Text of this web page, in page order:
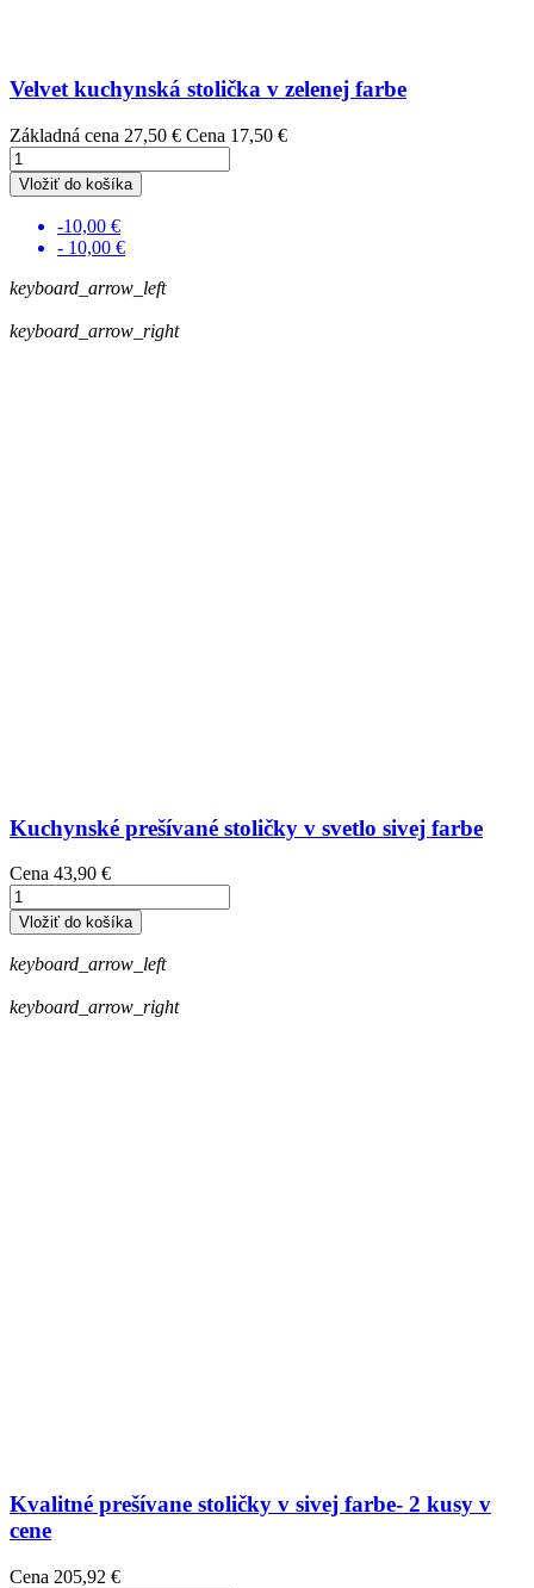
Velvet kuchynská stolička v zelenej farbe
Základná cena 27,50 € Cena 17,50 €
Vložiť do košíka
-10,00 €
- 10,00 €
keyboard_arrow_left
keyboard_arrow_right
Kuchynské prešívané stoličky v svetlo sivej farbe
Cena 43,90 €
Vložiť do košíka
keyboard_arrow_left
keyboard_arrow_right
Kvalitné prešívane stoličky v sivej farbe- 2 kusy v
cene
Cena 205,92 €